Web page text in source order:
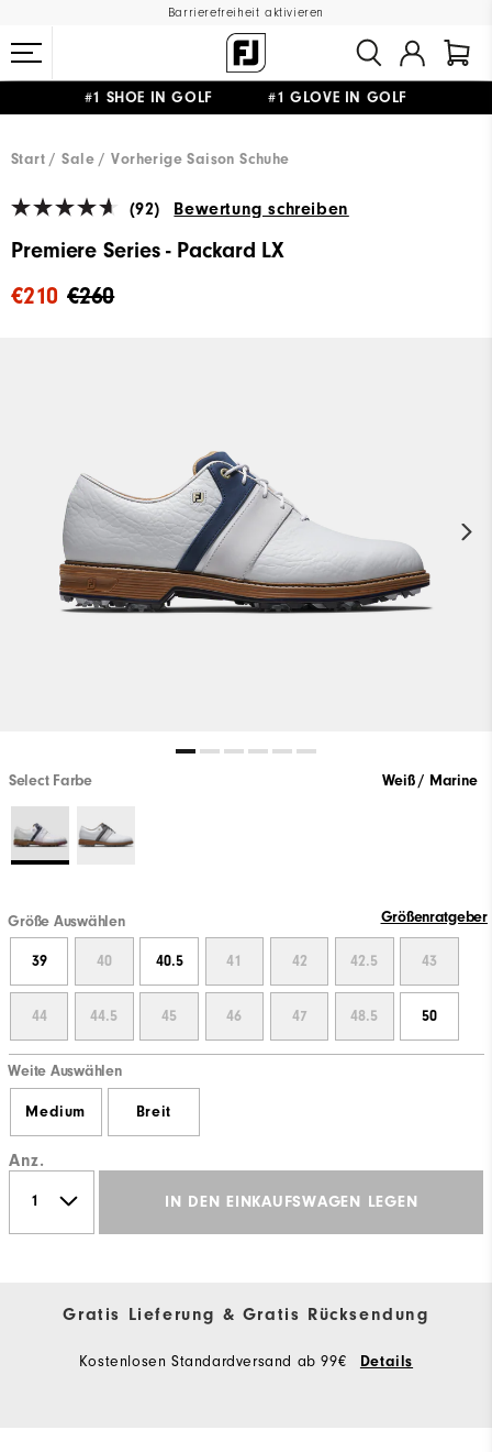
Barrierefreiheit aktivieren
#1 SHOE IN GOLF #1 GLOVE IN GOLF
Start
Sale Vorherige Saison Schuhe
(92) Bewertung schreiben
Premiere Series - Packard LX
€260
€210
Select Farbe Weiß / Marine
Größe Auswählen Größenratgeber
39 40 40.5 41 42 42.5 43
44 44.5 45 46 47 48.5 50
Weite Auswählen
Medium Breit
Anz.
IN DEN EINKAUFSWAGEN LEGEN
Gratis Lieferung & Gratis Rücksendung
Kostenlosen Standardversand ab 99€ Details